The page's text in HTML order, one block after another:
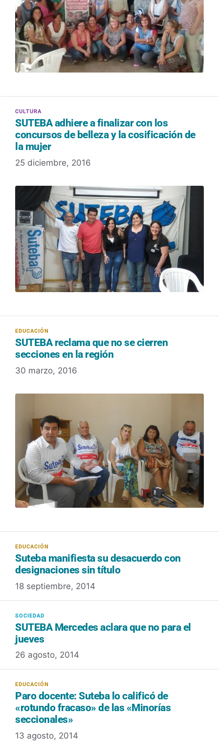
SUTEBA adhiere a finalizar con los
concursos de belleza y la cosificación de
la mujer
25 diciembre, 2016
SUTEBA reclama que no se cierren
secciones en la región
30 marzo, 2016
Suteba manifiesta su desacuerdo con
designaciones sin título
18 septiembre, 2014
SUTEBA Mercedes aclara que no para el
jueves
26 agosto, 2014
Paro docente: Suteba lo calificó de
«rotundo fracaso» de las «Minorías
seccionales»
13 agosto, 2014